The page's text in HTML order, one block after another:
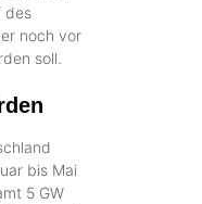
des
noch vor
soll.
bis Mai
5 GW